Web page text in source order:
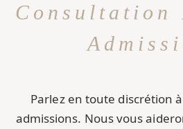
Consultation
Parlez en toute discrétion
admissions. Nous vous